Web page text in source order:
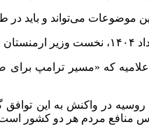
موضوعات می‌تواند و باید در
که «مسیر ترامپ برای
در واکنش به این توافق
منافع مردم هر دو کشور